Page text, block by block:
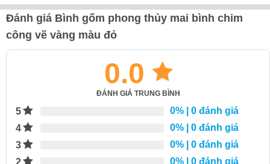
Đánh giá Bình gốm phong thủy mai bình chim
công vẽ vàng màu đỏ
0.0
ĐÁNH GIÁ TRUNG BÌNH
5 0% | 0 đánh giá
4
0% | 0 đánh giá
3
0% | 0 đánh giá
2
0% | 0 đánh giá